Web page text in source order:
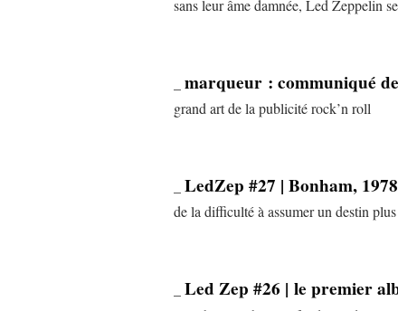
sans leur âme damnée, Led Zeppelin
marqueur : communiqué
grand art de la publicité rock’n roll
LedZep #27 | Bonham,
de la difficulté à assumer un destin
Led Zep #26 | le premier